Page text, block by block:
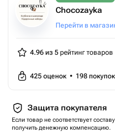
Chocozayka
Перейти в
4.96 из 5 рейтинг товаров
425оценок • 198 покупок
Защита покупателя
Если товар не соответствует
получить денежную компенсацию.